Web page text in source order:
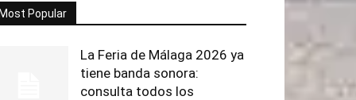
Popular
La Feria de Málaga 2026 ya
tiene banda sonora:
consulta todos los